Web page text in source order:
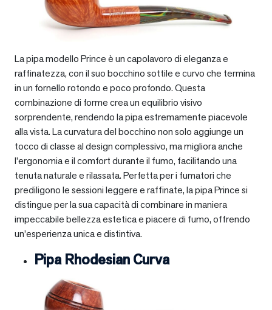
La pipa modello Prince è un capolavoro di eleganza e
raffinatezza, con il suo bocchino sottile e curvo che termina
in un fornello rotondo e poco profondo. Questa
combinazione di forme crea un equilibrio visivo
sorprendente, rendendo la pipa estremamente piacevole
alla vista. La curvatura del bocchino non solo aggiunge un
tocco di classe al design complessivo, ma migliora anche
l’ergonomia e il comfort durante il fumo, facilitando una
tenuta naturale e rilassata. Perfetta per i fumatori che
prediligono le sessioni leggere e raffinate, la pipa Prince si
distingue per la sua capacità di combinare in maniera
impeccabile bellezza estetica e piacere di fumo, offrendo
un’esperienza unica e distintiva.
Pipa Rhodesian Curva